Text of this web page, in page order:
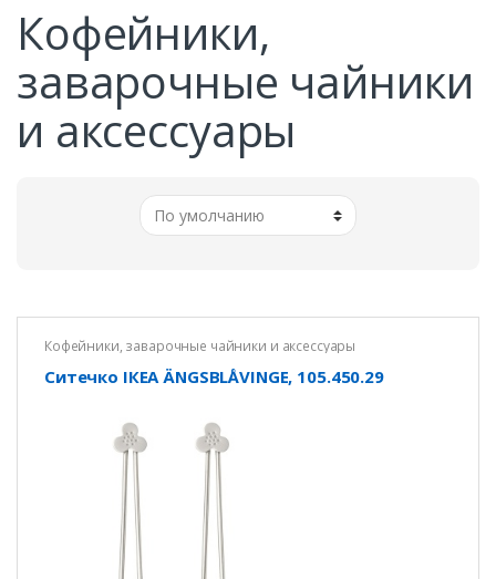
Кофейники,
заварочные чайники
и аксессуары
Кофейники, заварочные чайники и аксессуары
Ситечко ІКЕА ÄNGSBLÅVINGE, 105.450.29